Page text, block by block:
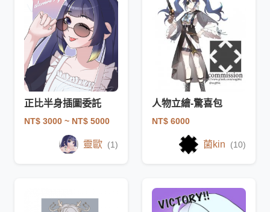
正比半身插圖委託
NT$ 3000 ~ NT$ 5000
靈歐 (1)
人物立繪-驚喜包
NT$ 6000
菌kin (10)